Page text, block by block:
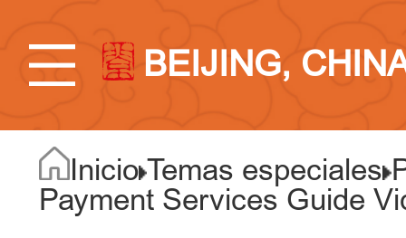
BEIJING,
Inicio Temas especiales
Payment Services Guide